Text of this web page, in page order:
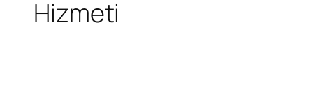
Hizmeti